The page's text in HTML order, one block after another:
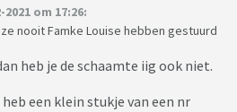
om 17:26:
nooit Famke Louise hebben gestuurd
heb je de schaamte iig ook niet.
een klein stukje van een nr